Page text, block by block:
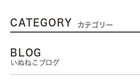
CATEGORY カテゴリー
BLOG
いぬねこブログ